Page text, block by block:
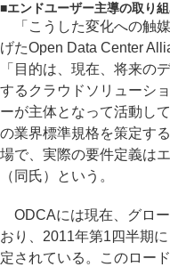
■エンドユーザー主導の取り組
「こうした変化への触
げたOpen Data Center
「目的は、現在、将来の
するクラウドソリューシ
ーが主体となって活動し
の業界標準規格を策定す
場で、実際の要件定義は
（同氏）という。
ODCAには現在、グロ
おり、2011年第1四半期
定されている。このロー